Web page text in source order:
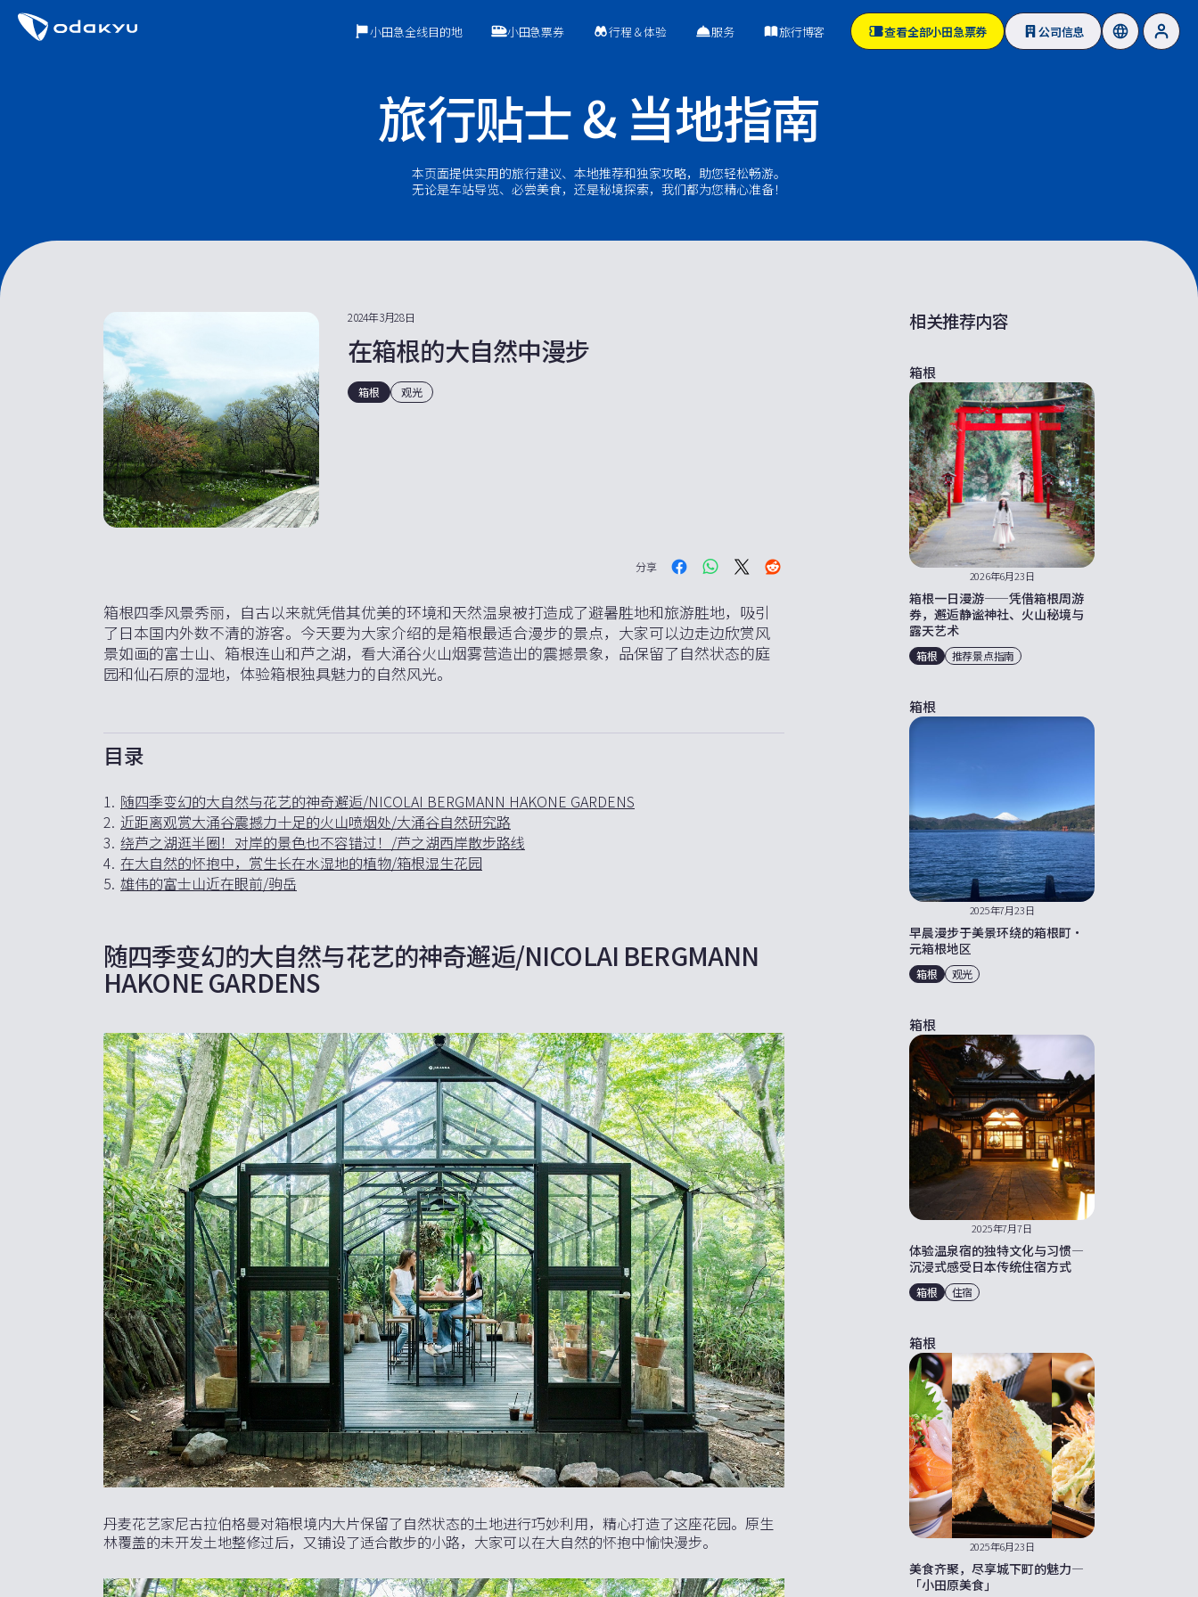
小田急全线目的地 小田急票券 行程＆体验 服务 旅行博客 查看全部小田急票券 公司信息
旅行贴士 & 当地指南
本页面提供实用的旅行建议、本地推荐和独家攻略，助您轻松畅游。
无论是车站导览、必尝美食，还是秘境探索，我们都为您精心准备！
2024年3月28日
在箱根的大自然中漫步
箱根 观光
分享
箱根四季风景秀丽，自古以来就凭借其优美的环境和天然温泉被打造成了避暑胜地和旅游胜地，吸引
了日本国内外数不清的游客。今天要为大家介绍的是箱根最适合漫步的景点，大家可以边走边欣赏风
景如画的富士山、箱根连山和芦之湖，看大涌谷火山烟雾营造出的震撼景象，品保留了自然状态的庭
园和仙石原的湿地，体验箱根独具魅力的自然风光。
目录
1. 随四季变幻的大自然与花艺的神奇邂逅/NICOLAI BERGMANN HAKONE GARDENS
2. 近距离观赏大涌谷震撼力十足的火山喷烟处/大涌谷自然研究路
3. 绕芦之湖逛半圈！对岸的景色也不容错过！/芦之湖西岸散步路线
4. 在大自然的怀抱中，赏生长在水湿地的植物/箱根湿生花园
5. 雄伟的富士山近在眼前/驹岳
随四季变幻的大自然与花艺的神奇邂逅/NICOLAI BERGMANN
HAKONE GARDENS
丹麦花艺家尼古拉伯格曼对箱根境内大片保留了自然状态的土地进行巧妙利用，精心打造了这座花园。原生
林覆盖的未开发土地整修过后，又铺设了适合散步的小路，大家可以在大自然的怀抱中愉快漫步。
相关推荐内容
箱根
2026年6月23日
箱根一日漫游——凭借箱根周游
券，邂逅静谧神社、火山秘境与
露天艺术
箱根 推荐景点指南
箱根
2025年7月23日
早晨漫步于美景环绕的箱根町・
元箱根地区
箱根 观光
箱根
2025年7月7日
体验温泉宿的独特文化与习惯—
沉浸式感受日本传统住宿方式
箱根 住宿
箱根
2025年6月23日
美食齐聚，尽享城下町的魅力—
「小田原美食」